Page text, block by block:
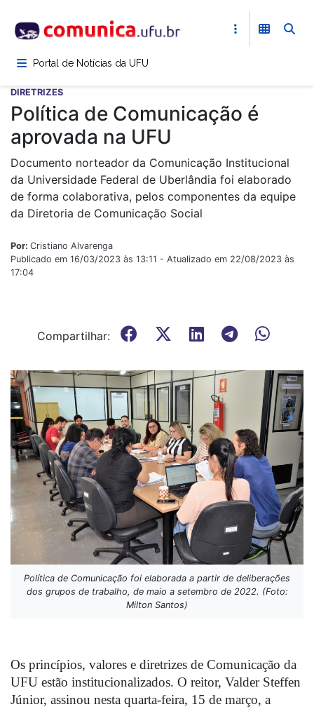
para
conteúdoPortal de Notícias da UFU
DIRETRIZES
Política de Comunicação é
aprovada na UFU
Documento norteador da Comunicação Institucional
da Universidade Federal de Uberlândia foi elaborado
de forma colaborativa, pelos componentes da equipe
da Diretoria de Comunicação Social
Por: Cristiano Alvarenga
Publicado em 16/03/2023 às 13:11 - Atualizado em 22/08/2023 às
17:04
Compartilhar:
Política de Comunicação foi elaborada a partir de deliberações
dos grupos de trabalho, de maio a setembro de 2022. (Foto:
Milton Santos)
Os princípios, valores e diretrizes de Comunicação da
UFU estão institucionalizados. O reitor, Valder Steffen
Júnior, assinou nesta quarta-feira, 15 de março, a